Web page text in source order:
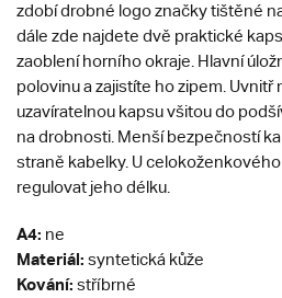
zdobí drobné logo značky tištěné
dále zde najdete dvě praktické
zaoblení horního okraje. Hlavní
polovinu a zajistíte ho zipem. Uvnitř
uzavíratelnou kapsu všitou do
na drobnosti. Menší bezpečností
straně kabelky. U
regulovat jeho délku.
A4: ne
Materiál: syntetická kůže
Kování: stříbrné